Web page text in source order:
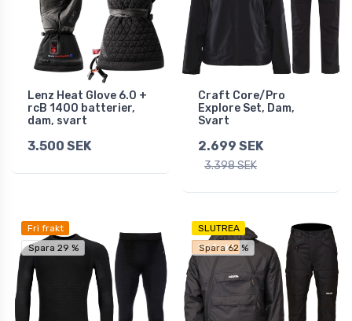
Lenz Heat Glove 6.0 +
rcB 1400 batterier,
dam, svart
3.500 SEK
Craft Core/Pro
Explore Set, Dam,
Svart
2.699 SEK
3.398 SEK
Fri frakt
Spara 29 %
SLUTREA
Fri frakt
Spara 62 %